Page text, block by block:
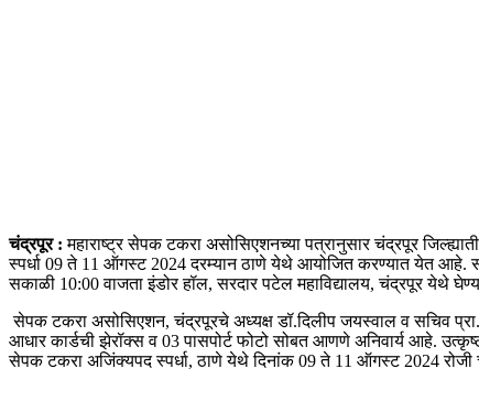
चंद्रपूर : महाराष्ट्र सेपक टकरा असोसिएशनच्या पत्रानुसार चंद्रपूर
स्पर्धा 09 ते 11 ऑगस्ट 2024 दरम्यान ठाणे येथे आयोजित करण्यात येत आहे.
सकाळी 10:00 वाजता इंडोर हॉल, सरदार पटेल महाविद्यालय, चंद्रपूर येथे
सेपक टकरा असोसिएशन, चंद्रपूरचे अध्यक्ष डॉ.दिलीप जयस्वाल व सचिव
आधार कार्डची झेरॉक्स व 03 पासपोर्ट फोटो सोबत आणणे अनिवार्य आहे.
सेपक टकरा अजिंक्यपद स्पर्धा, ठाणे येथे दिनांक 09 ते 11 ऑगस्ट 2024 रोजी